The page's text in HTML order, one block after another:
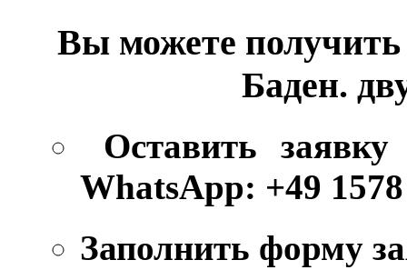
Вы можете
Баден.
Оставить
WhatsApp: +49
Заполнить форму